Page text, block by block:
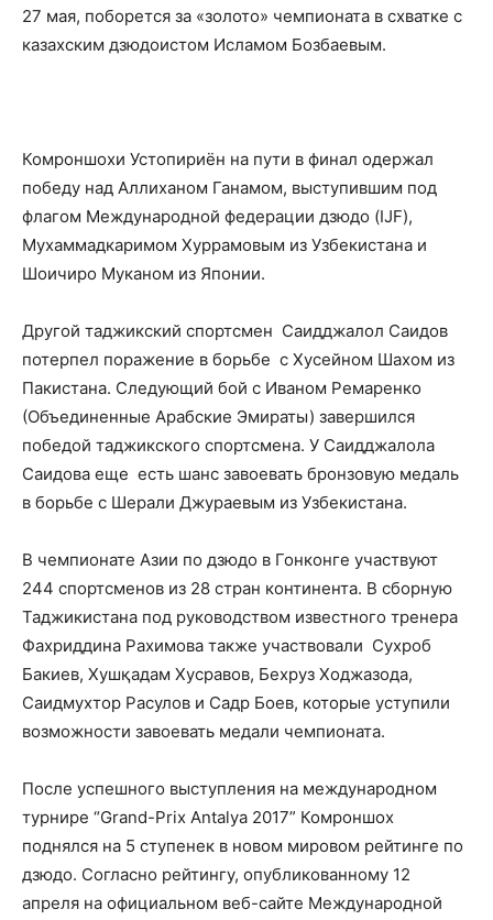
27 мая, поборется за «золото» чемпионата в схватке с
казахским дзюдоистом Исламом Бозбаевым.
Комроншохи Устопириён на пути в финал одержал
победу над Аллиханом Ганамом, выступившим под
флагом Международной федерации дзюдо (IJF),
Мухаммадкаримом Хуррамовым из Узбекистана и
Шоичиро Муканом из Японии.
Другой таджикский спортсмен Саидджалол Саидов
потерпел поражение в борьбе с Хусейном Шахом из
Пакистана. Следующий бой с Иваном Ремаренко
(Объединенные Арабские Эмираты) завершился
победой таджикского спортсмена. У Саидджалола
Саидова еще есть шанс завоевать бронзовую медаль
в борьбе с Шерали Джураевым из Узбекистана.
В чемпионате Азии по дзюдо в Гонконге участвуют
244 спортсменов из 28 стран континента. В сборную
Таджикистана под руководством известного тренера
Фахриддина Рахимова также участвовали Сухроб
Бакиев, Хушқадам Хусравов, Бехруз Ходжазода,
Саидмухтор Расулов и Садр Боев, которые уступили
возможности завоевать медали чемпионата.
После успешного выступления на международном
турнире “Grand-Prix Antalya 2017” Комроншох
поднялся на 5 ступенек в новом мировом рейтинге по
дзюдо. Согласно рейтингу, опубликованному 12
апреля на официальном веб-сайте Международной